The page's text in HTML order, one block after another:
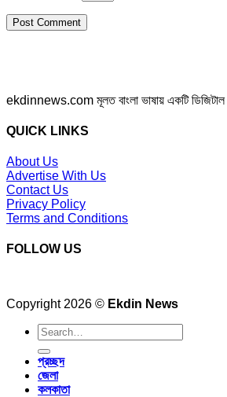
ekdinnews.com মূলত বাংলা ভাষায় একটি ডিজিটাল
QUICK LINKS
About Us
Advertise With Us
Contact Us
Privacy Policy
Terms and Conditions
FOLLOW US
Copyright 2026 © Ekdin News
প্রচ্ছদ
জেলা
কলকাতা